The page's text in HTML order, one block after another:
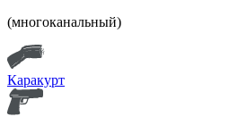
(многоканальный)
Каракурт